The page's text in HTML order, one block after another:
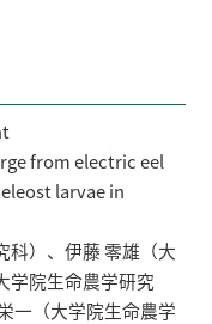
from electric eel
larvae in
科）、伊藤 零雄（大
学院生命農学研究
一（大学院生命農学